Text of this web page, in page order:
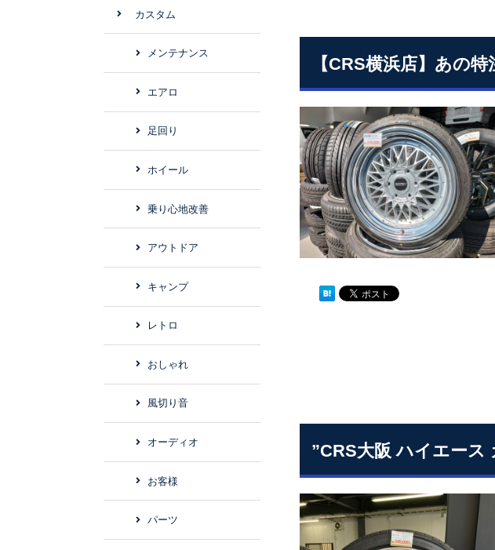
【CRS横浜店】あの
”CRS大阪 ハイエース
カスタム
メンテナンス
エアロ
足回り
ホイール
乗り心地改善
アウトドア
キャンプ
レトロ
おしゃれ
風切り音
オーディオ
お客様
パーツ